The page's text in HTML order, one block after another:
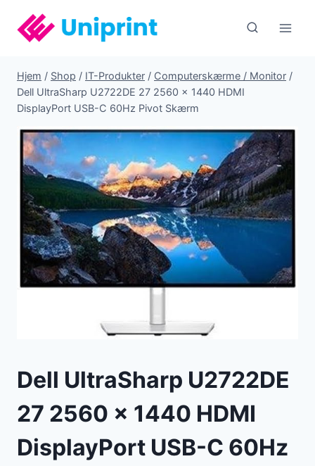
indhold
Hjem / Shop / IT-Produkter / Computerskærme / Monitor /
Dell UltraSharp U2722DE 27 2560 x 1440 HDMI
DisplayPort USB-C 60Hz Pivot Skærm
Dell UltraSharp U2722DE
27 2560 x 1440 HDMI
DisplayPort USB-C 60Hz